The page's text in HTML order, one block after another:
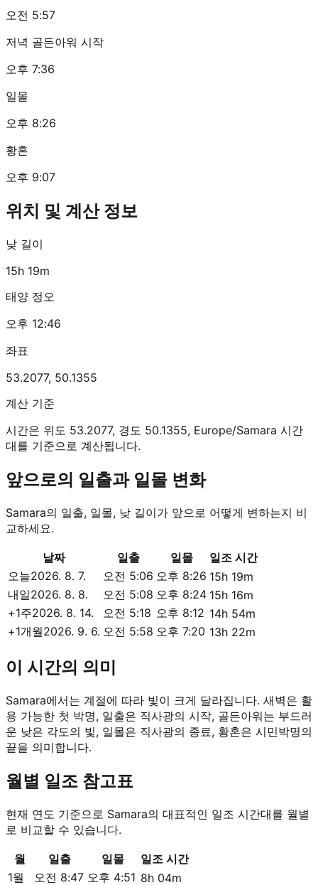
오전 5:57
저녁 골든아워 시작
오후 7:36
일몰
오후 8:26
황혼
오후 9:07
위치 및 계산 정보
낮 길이
15h 19m
태양 정오
오후 12:46
좌표
53.2077, 50.1355
계산 기준
시간은 위도 53.2077, 경도 50.1355, Europe/Samara 시간
대를 기준으로 계산됩니다.
앞으로의 일출과 일몰 변화
Samara의 일출, 일몰, 낮 길이가 앞으로 어떻게 변하는지 비
교하세요.
날짜 일출 일몰
일조 시간
오늘2026. 8. 7. 오전 5:06 오후 8:26 15h 19m
내일2026. 8. 8. 오전 5:08 오후 8:24 15h 16m
+1주2026. 8. 14. 오전 5:18 오후 8:12 14h 54m
+1개월2026. 9. 6. 오전 5:58 오후 7:20 13h 22m
이 시간의 의미
Samara에서는 계절에 따라 빛이 크게 달라집니다. 새벽은 활
용 가능한 첫 박명, 일출은 직사광의 시작, 골든아워는 부드러
운 낮은 각도의 빛, 일몰은 직사광의 종료, 황혼은 시민박명의
끝을 의미합니다.
월별 일조 참고표
현재 연도 기준으로 Samara의 대표적인 일조 시간대를 월별
로 비교할 수 있습니다.
월 일출 일몰
일조 시간
1월
오전 8:47 오후 4:51 8h 04m